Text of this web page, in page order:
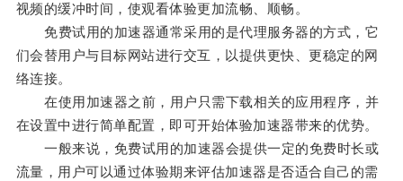
视频的缓冲时间，使观看体验更加流畅、顺畅。
免费试用的加速器通常采用的是代理服务器的方式，它
们会替用户与目标网站进行交互，以提供更快、更稳定的网
络连接。
在使用加速器之前，用户只需下载相关的应用程序，并
在设置中进行简单配置，即可开始体验加速器带来的优势。
一般来说，免费试用的加速器会提供一定的免费时长或
流量，用户可以通过体验期来评估加速器是否适合自己的需